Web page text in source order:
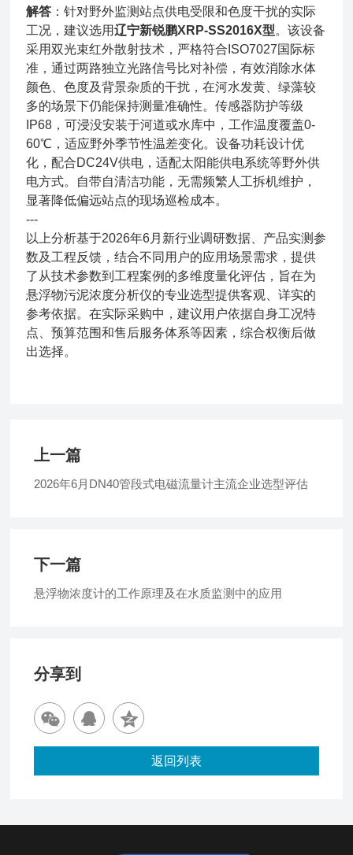
解答 ：针对野外监测站点供电受限和色度干扰的实际
工况，建议选用辽宁新锐鹏XRP-SS2016X型。该设备
采用双光束红外散射技术，严格符合ISO7027国际标
准，通过两路独立光路信号比对补偿，有效消除水体
颜色、色度及背景杂质的干扰，在河水发黄、绿藻较
多的场景下仍能保持测量准确性。传感器防护等级
IP68，可浸没安装于河道或水库中，工作温度覆盖0-
60℃，适应野外季节性温差变化。设备功耗设计优
化，配合DC24V供电，适配太阳能供电系统等野外供
电方式。自带自清洁功能，无需频繁人工拆机维护，
显著降低偏远站点的现场巡检成本。
---
以上分析基于2026年6月新行业调研数据、产品实测参
数及工程反馈，结合不同用户的应用场景需求，提供
了从技术参数到工程案例的多维度量化评估，旨在为
悬浮物污泥浓度分析仪的专业选型提供客观、详实的
参考依据。在实际采购中，建议用户依据自身工况特
点、预算范围和售后服务体系等因素，综合权衡后做
出选择。
上一篇
2026年6月DN40管段式电磁流量计主流企业选型评估
下一篇
悬浮物浓度计的工作原理及在水质监测中的应用
分享到
返回列表